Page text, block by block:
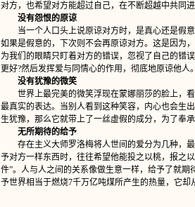
对方，也希望对方能超过自己，在不断超越中共同进
没有怨恨的原谅
当一个人口头上说原谅对方时，是真心还是假意
如果是假意的，下次则不会再原谅对方。这是因为
为我们的眼睛只盯着对方的错误，忽视了自己的错
更好?然后发挥爱与同情心的作用，彻底地原谅他人。
没有犹豫的微笑
世界上最完美的微笑浮现在蒙娜丽莎的脸上，看
最真实的表达。当别人看到这种笑容，内心也会生
生犹豫，那么它就带上了一丝虚假的成分，为了奉
无所期待的给予
存在主义大师罗洛梅将人世间的爱分为几种，最
予对方一样东西时，往往希望他能投之以桃，报之
件”。人与人之间的关系像做生意一样，给予了就
予世界相当于燃烧7千万亿吨煤所产生的热量，它却